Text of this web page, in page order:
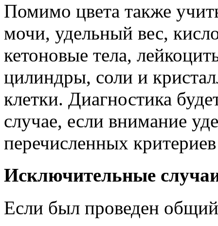
Помимо цвета также
мочи, удельный вес,
кетоновые тела,
цилиндры, соли и
клетки. Диагностика
случае, если внимание
перечисленных
Исключительные
Если был проведен